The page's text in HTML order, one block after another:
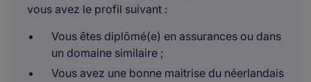
vous avez le profil suivant :
Vous êtes diplômé(e) en assurances ou dans
un domaine similaire ;
Vous avez une bonne maitrise du néerlandais